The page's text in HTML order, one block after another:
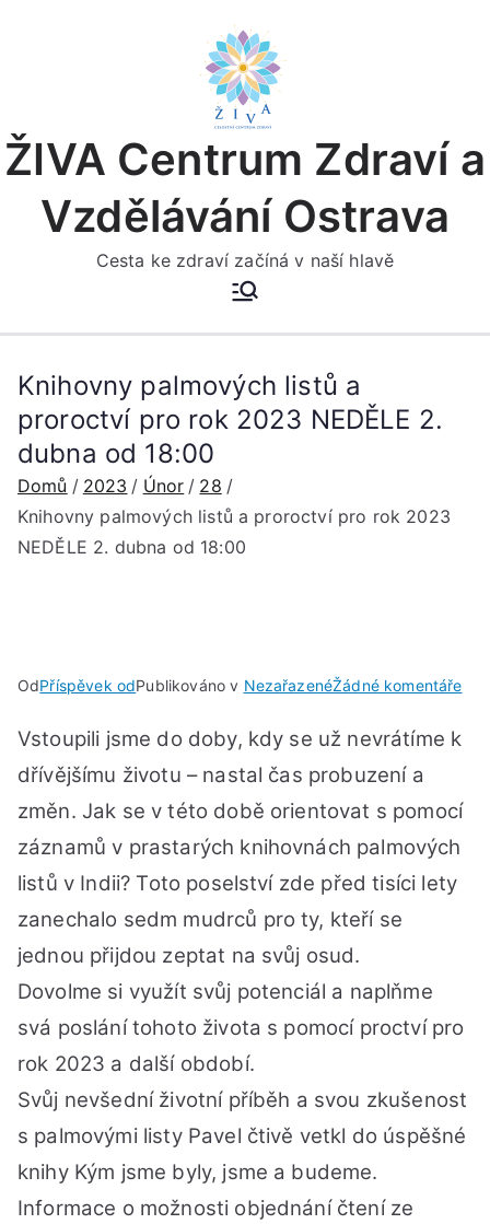
ŽIVA Centrum Zdraví a
Vzdělávání Ostrava
Cesta ke zdraví začíná v naší hlavě
Knihovny palmových listů a
proroctví pro rok 2023 NEDĚLE 2.
dubna od 18:00
Domů 2023 Únor
28
Knihovny palmových listů a proroctví pro rok 2023
NEDĚLE 2. dubna od 18:00
OdPříspěvek odPublikováno v NezařazenéŽádné komentářeu
Vstoupili jsme do doby, kdy se už nevrátíme k
dřívějšímu životu – nastal čas probuzení a
změn. Jak se v této době orientovat s pomocí
záznamů v prastarých knihovnách palmových
listů v Indii? Toto poselství zde před tisíci lety
zanechalo sedm mudrců pro ty, kteří se
jednou přijdou zeptat na svůj osud.
Dovolme si využít svůj potenciál a naplňme
svá poslání tohoto života s pomocí proctví pro
rok 2023 a další období.
Svůj nevšední životní příběh a svou zkušenost
s palmovými listy Pavel čtivě vetkl do úspěšné
knihy Kým jsme byly, jsme a budeme.
Informace o možnosti objednání čtení ze